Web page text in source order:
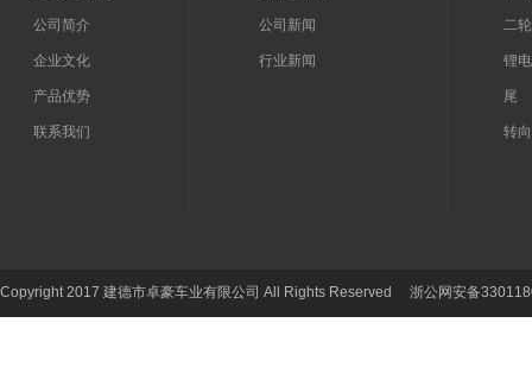
公司简介
企业文化
产品优势
联系我们
公司新闻
行业新闻
二
锂
尾
转
Copyright 2017 建德市卓豪车业有限公司 All Rights Reserved 浙公网安备